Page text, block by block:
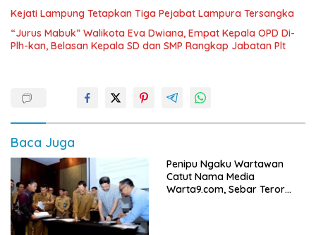
Kejati Lampung Tetapkan Tiga Pejabat Lampura Tersangka
“Jurus Mabuk” Walikota Eva Dwiana, Empat Kepala OPD Di-
Plh-kan, Belasan Kepala SD dan SMP Rangkap Jabatan Plt
Baca Juga
Penipu Ngaku Wartawan
Catut Nama Media
Warta9.com, Sebar Teror